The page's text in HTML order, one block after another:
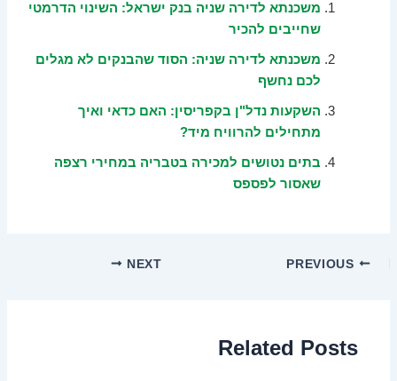
משכנתא לדירה שניה בנק ישראל: השינוי הדרמטי
שחייבים להכיר
משכנתא לדירה שניה: הסוד שהבנקים לא מגלים
לכם נחשף
השקעות נדל"ן בקפריסין: האם כדאי ואיך
מתחילים להרוויח מיד?
בתים נטושים למכירה בטבריה במחירי רצפה
שאסור לפספס
NEXT
Related Posts